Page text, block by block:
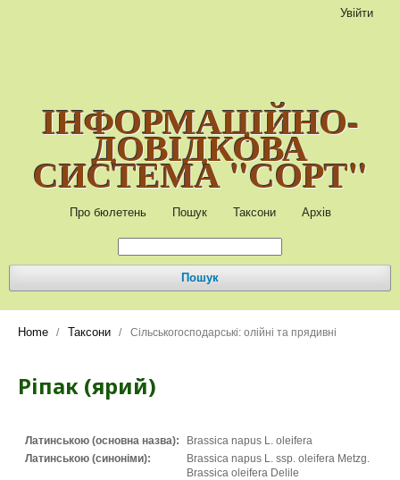
ІНФОРМАЦІЙНО-
ДОВІДКОВА
СИСТЕМА "СОРТ"
Про бюлетень Пошук Таксони Архів
Пошук
Увійти
Home / Таксони / Сільськогосподарські: олійні та прядивні
Ріпак (ярий)
Латинською (основна назва):
Brassica napus L. oleifera
Латинською (синоніми):
Brassica napus L. ssp. oleifera Metzg.
Brassica oleifera Delile